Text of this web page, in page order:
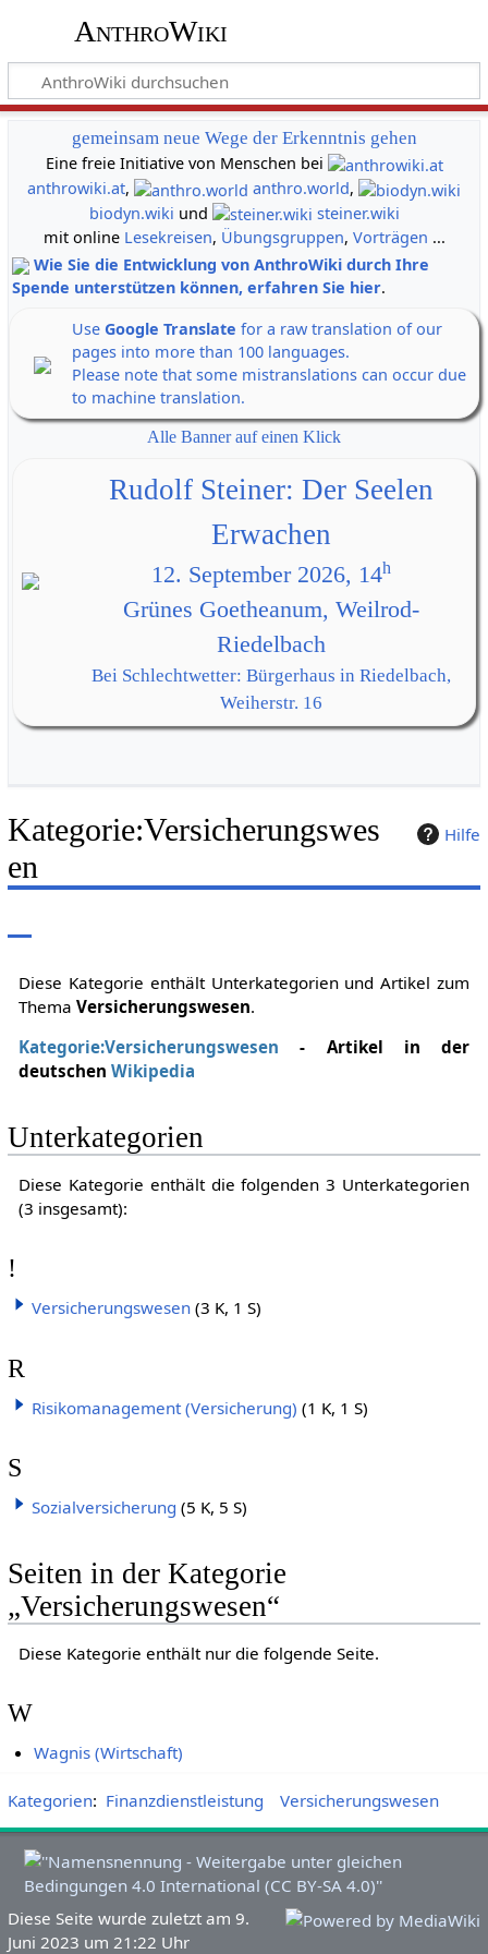
AnthroWiki
gemeinsam neue Wege der Erkenntnis gehen
Eine freie Initiative von Menschen bei
anthrowiki.at, anthro.world,
biodyn.wiki und
steiner.wiki
mit online Lesekreisen, Übungsgruppen, Vorträgen ...
Wie Sie die Entwicklung von AnthroWiki durch Ihre
Spende unterstützen können, erfahren Sie hier.
Use Google Translate for a raw translation of our
pages into more than 100 languages.
Please note that some mistranslations can occur due
to machine translation.
Alle Banner auf einen Klick
Rudolf Steiner: Der Seelen
Erwachen
12. September 2026, 14h
Grünes Goetheanum, Weilrod-
Riedelbach
Bei Schlechtwetter: Bürgerhaus in Riedelbach,
Weiherstr. 16
Hilfe
Kategorie:Versicherungswes
en
Diese Kategorie enthält Unterkategorien und Artikel zum
Thema Versicherungswesen.
Kategorie:Versicherungswesen - Artikel in der
deutschen Wikipedia
Unterkategorien
Diese Kategorie enthält die folgenden 3 Unterkategorien
(3 insgesamt):
!
Versicherungswesen (3 K, 1 S)
R
Risikomanagement (Versicherung) (1 K, 1 S)
S
Sozialversicherung (5 K, 5 S)
Seiten in der Kategorie
„Versicherungswesen“
Diese Kategorie enthält nur die folgende Seite.
W
Wagnis (Wirtschaft)
Kategorien: Finanzdienstleistung Versicherungswesen
Diese Seite wurde zuletzt am 9.
Juni 2023 um 21:22 Uhr